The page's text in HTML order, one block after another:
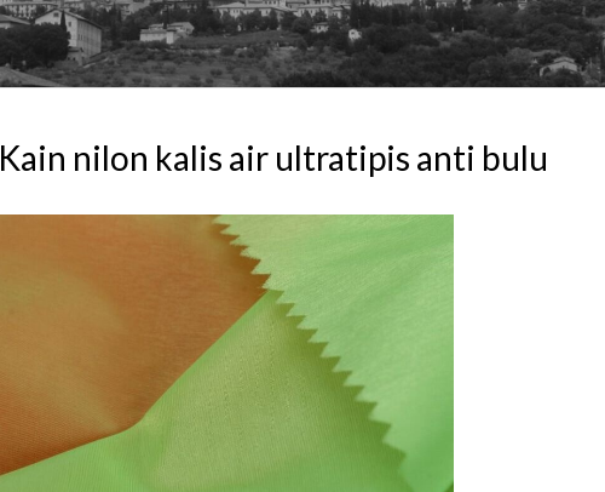
Kain nilon kalis air ultratipis anti bulu